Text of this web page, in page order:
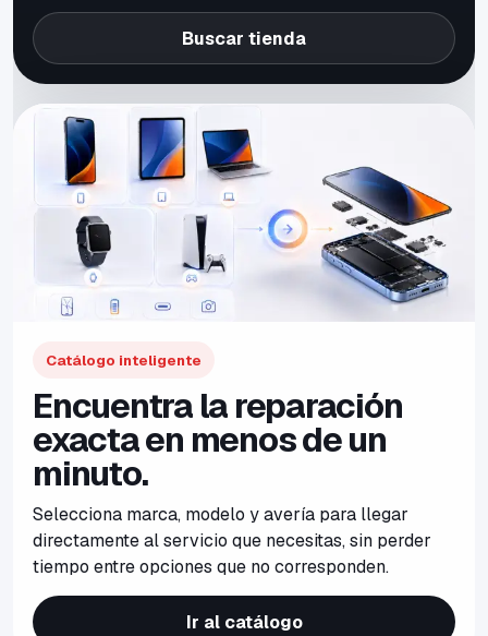
Buscar tienda
Catálogo inteligente
Encuentra la reparación
exacta en menos de un
minuto.
Selecciona marca, modelo y avería para llegar
directamente al servicio que necesitas, sin perder
tiempo entre opciones que no corresponden.
Ir al catálogo